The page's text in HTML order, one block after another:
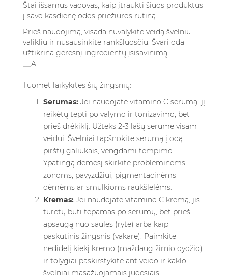
Štai išsamus vadovas, kaip įtraukti šiuos produktus
į savo kasdienę odos priežiūros rutiną.
Prieš naudojimą, visada nuvalykite veidą švelniu
valikliu ir nusausinkite rankšluosčiu. Švari oda
užtikrina geresnį ingredientų įsisavinimą.
Tuomet laikykitės šių žingsnių:
Serumas: Jei naudojate vitamino C serumą, jį
reikėtų tepti po valymo ir tonizavimo, bet
prieš drėkiklį. Užteks 2-3 lašų serume visam
veidui. Švelniai tapšnokite serumą į odą
pirštų galiukais, vengdami tempimo.
Ypatingą dėmesį skirkite probleminėms
zonoms, pavyzdžiui, pigmentacinėms
dėmėms ar smulkioms raukšlelėms.
Kremas: Jei naudojate vitamino C kremą, jis
turėtų būti tepamas po serumų, bet prieš
apsaugą nuo saulės (ryte) arba kaip
paskutinis žingsnis (vakare). Paimkite
nedidelį kiekį kremo (maždaug žirnio dydžio)
ir tolygiai paskirstykite ant veido ir kaklo,
švelniai masažuojamais judesiais.